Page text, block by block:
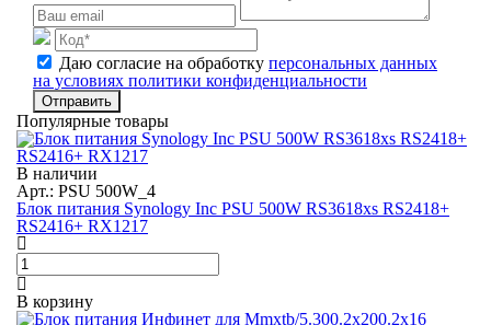
Даю согласие на обработку персональных данных
на условиях политики конфиденциальности
Отправить
Популярные товары
В наличии
Арт.: PSU 500W_4
Блок питания Synology Inc PSU 500W RS3618xs RS2418+
RS2416+ RX1217
В корзину